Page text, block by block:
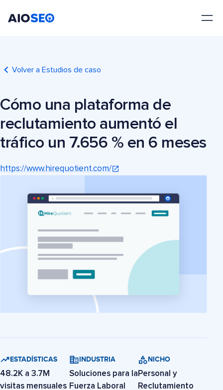
Volver a Estudios de caso
Cómo una plataforma de
reclutamiento aumentó el
tráfico un 7.656 % en 6 meses
https://www.hirequotient.com/
ESTADÍSTICAS
48.2K a 3.7M
visitas mensuales
INDUSTRIA
Soluciones para la
Fuerza Laboral
NICHO
Personal y
Reclutamiento